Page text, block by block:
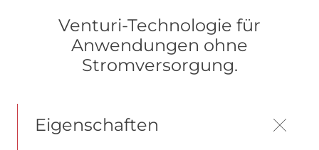
Venturi-Technologie für
Anwendungen ohne
Stromversorgung.
Eigenschaften